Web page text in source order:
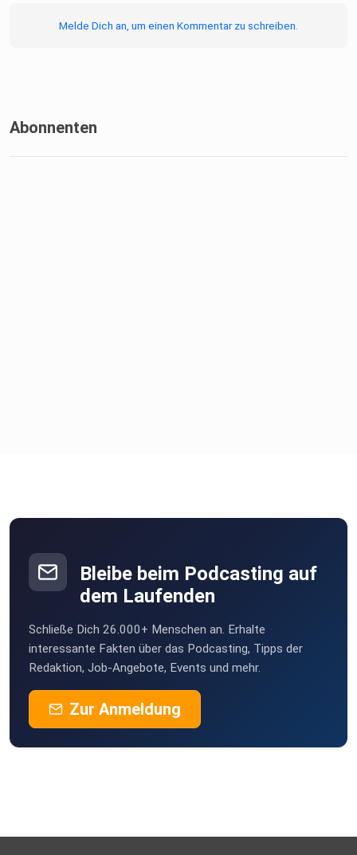
Melde Dich an, um einen Kommentar zu schreiben.
Abonnenten
Bleibe beim Podcasting auf
dem Laufenden
Schließe Dich 26.000+ Menschen an. Erhalte
interessante Fakten über das Podcasting, Tipps der
Redaktion, Job-Angebote, Events und mehr.
Zur Anmeldung